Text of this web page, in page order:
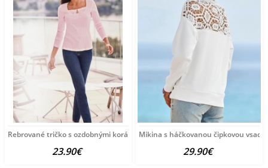
Rebrované tričko s ozdobnými korálkami Ashley Brooke, ružové
23.90€
Mikina s háčkovanou čipkovou
29.90€